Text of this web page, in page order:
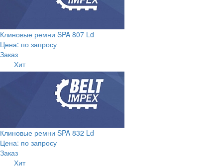
Клиновые ремни SPA 807 Ld
Цена: по запросу
Заказ
Хит
Клиновые ремни SPA 832 Ld
Цена: по запросу
Заказ
Хит